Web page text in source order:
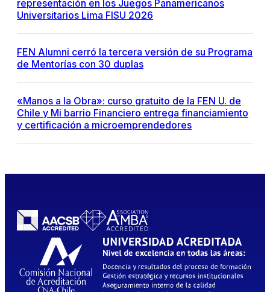
representación en los Juegos Panamericanos
Universitarios Lima FISU 2026
FEN Alumni cerró la tercera versión de su Programa
de Mentorías con 30 duplas
«Manos a la Obra»: curso gratuito de la FEN U. de
Chile y Mi barrio Financiero entrega financiamiento
y certificación a microemprendedores